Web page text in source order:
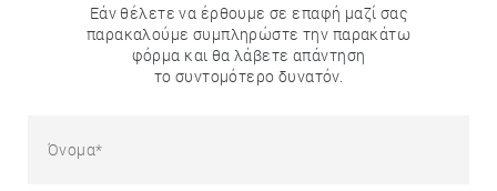
Εάν θέλετε να έρθουμε σε επαφή μαζί σας
παρακαλούμε συμπληρώστε την παρακάτω
φόρμα και θα λάβετε απάντηση
το συντομότερο δυνατόν.